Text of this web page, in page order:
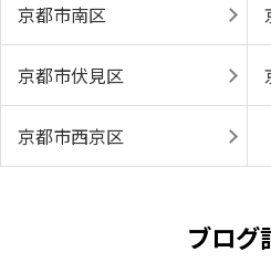
京都市南区
京都市伏見区
京都市西京区
ブログ